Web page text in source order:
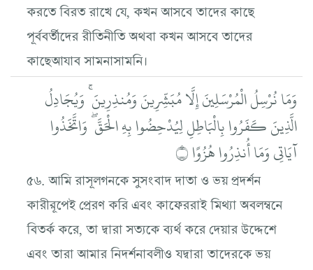
করতে বিরত রাখে যে, কখন আসবে তাদের কাছে
পূর্ববর্তীদের রীতিনীতি অথবা কখন আসবে তাদের
কাছেআযাব সামনাসামনি।
وَمَا نُرْسِلُ الْمُرْسَلِينَ إِلَّا مُبَشِّرِينَ وَمُنذِرِينَ ۚ وَيُجَادِلُ
الَّذِينَ كَفَرُوا بِالْبَاطِلِ لِيُدْحِضُوا بِهِ الْحَقَّ ۖ وَاتَّخَذُوا
آيَاتِي وَمَا أُنذِرُوا هُزُوًا ۝
৫৬. আমি রাসূলগনকে সুসংবাদ দাতা ও ভয় প্রদর্শন
কারীরূপেই প্রেরণ করি এবং কাফেররাই মিথ্যা অবলম্বনে
বিতর্ক করে, তা দ্বারা সত্যকে ব্যর্থ করে দেয়ার উদ্দেশে
এবং তারা আমার নিদর্শনাবলীও যদ্বারা তাদেরকে ভয়